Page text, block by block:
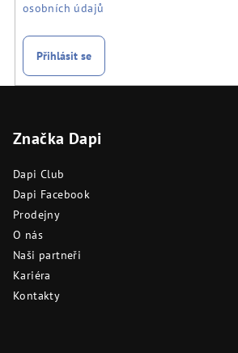
osobních údajů
Přihlásit se
Značka Dapi
Dapi Club
Dapi Facebook
Prodejny
O nás
Naši partneři
Kariéra
Kontakty